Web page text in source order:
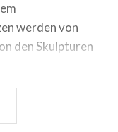
werden von
den Skulpturen